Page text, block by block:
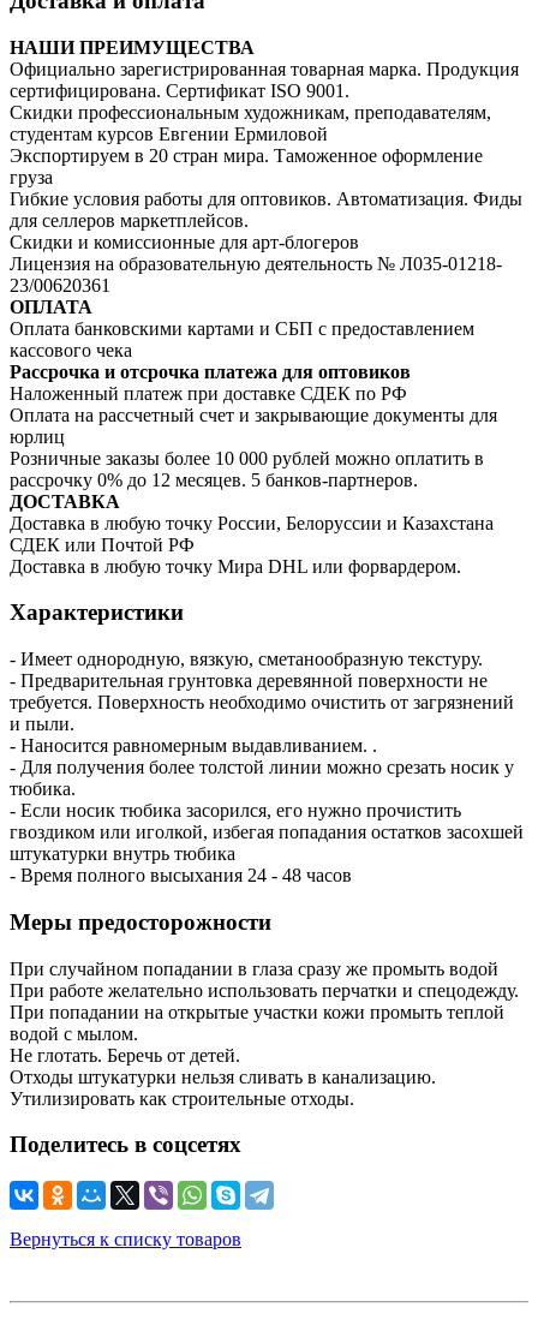
НАШИ ПРЕИМУЩЕСТВА
Официально зарегистрированная товарная марка. Продукция
сертифицирована. Сертификат ISO 9001.
Скидки профессиональным художникам, преподавателям,
студентам курсов Евгении Ермиловой
Экспортируем в 20 стран мира. Таможенное оформление
груза
Гибкие условия работы для оптовиков. Автоматизация. Фиды
для селлеров маркетплейсов.
Скидки и комиссионные для арт-блогеров
Лицензия на образовательную деятельность № Л035-01218-
23/00620361
ОПЛАТА
Оплата банковскими картами и СБП с предоставлением
кассового чека
Рассрочка и отсрочка платежа для оптовиков
Наложенный платеж при доставке СДЕК по РФ
Оплата на рассчетный счет и закрывающие документы для
юрлиц
Розничные заказы более 10 000 рублей можно оплатить в
рассрочку 0% до 12 месяцев. 5 банков-партнеров.
ДОСТАВКА
Доставка в любую точку России, Белоруссии и Казахстана
СДЕК или Почтой РФ
Доставка в любую точку Мира DHL или форвардером.
Характеристики
- Имеет однородную, вязкую, сметанообразную текстуру.
- Предварительная грунтовка деревянной поверхности не
требуется. Поверхность необходимо очистить от загрязнений
и пыли.
- Наносится равномерным выдавливанием. .
- Для получения более толстой линии можно срезать носик у
тюбика.
- Если носик тюбика засорился, его нужно прочистить
гвоздиком или иголкой, избегая попадания остатков засохшей
штукатурки внутрь тюбика
- Время полного высыхания 24 - 48 часов
Меры предосторожности
При случайном попадании в глаза сразу же промыть водой
При работе желательно использовать перчатки и спецодежду.
При попадании на открытые участки кожи промыть теплой
водой с мылом.
Не глотать. Беречь от детей.
Отходы штукатурки нельзя сливать в канализацию.
Утилизировать как строительные отходы.
Поделитесь в соцсетях
Вернуться к списку товаров